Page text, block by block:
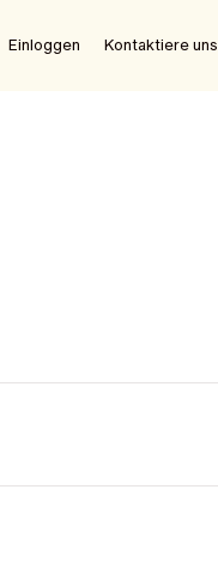
Einloggen Kontaktiere uns